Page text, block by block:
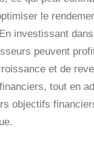
le
investissant
peuvent
et de
tout en
objectifs